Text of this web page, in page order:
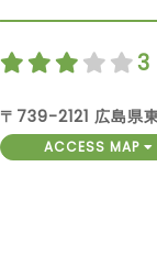
3
〒739-2121 広島県
ACCESS MAP